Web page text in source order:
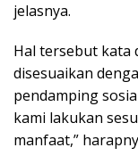
jelasnya.
Hal tersebut kata
disesuaikan
pendamping
kami lakukan
manfaat,”